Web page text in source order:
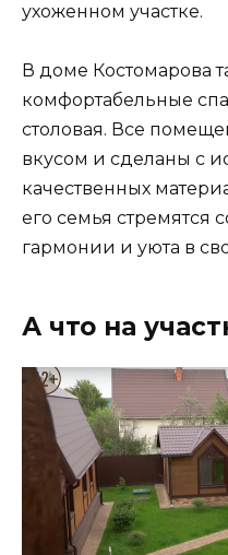
ухоженном участке.
В доме Костомарова
комфортабельные
столовая. Все
вкусом и сделаны с
качественных
его семья стремятся
гармонии и уюта в
А что на